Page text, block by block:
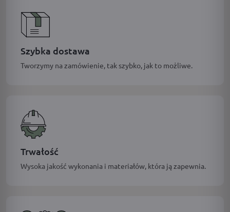
Szybka dostawa
Tworzymy na zamówienie, tak szybko, jak to możliwe.
Trwałość
Wysoka jakość wykonania i materiałów, która ją zapewnia.